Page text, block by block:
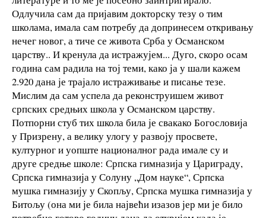
Одлучила сам да пријавим докторску тезу о тим
школама, имала сам потребу да допринесем откривању
нечег новог, а тиче се живота Срба у Османском
царству.. И кренула да истражујем... Дуго, скоро осам
година сам радила на тој теми, како ја у шали кажем
2.920 дана је трајало истраживање и писање тезе.
Мислим да сам успела да реконструишем живот
српских средњих школа у Османском царству.
Потпорни стуб тих школа била је свакако Богословија
у Призрену, а велику улогу у развоју просвете,
културног и уопште националног рада имале су и
друге средње школе: Српска гимназија у Цариграду,
Српска гимназија у Солуну „Дом науке“, Српска
мушка гимназију у Скопљу, Српска мушка гимназија у
Битољу (она ми је била највећи изазов јер ми је било